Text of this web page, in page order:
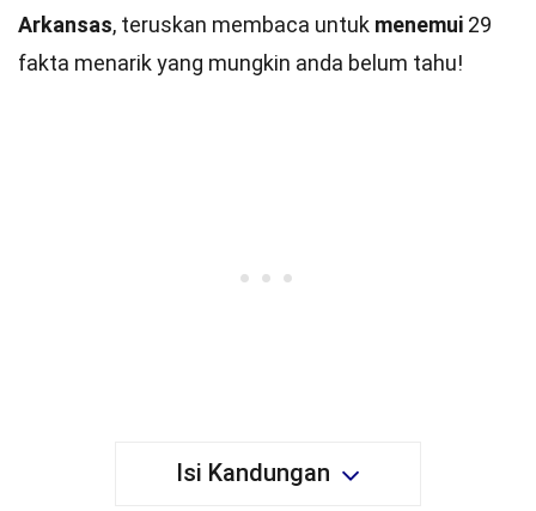
Arkansas, teruskan membaca untuk menemui 29
fakta menarik yang mungkin anda belum tahu!
Isi Kandungan